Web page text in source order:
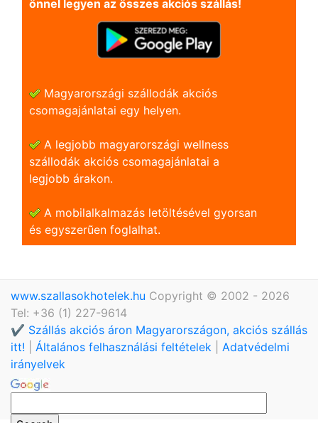
önnel legyen az összes akciós szállás!
Magyarországi szállodák akciós
csomagajánlatai egy helyen.
A legjobb magyarországi wellness
szállodák akciós csomagajánlatai a
legjobb árakon.
A mobilalkalmazás letöltésével gyorsan
és egyszerũen foglalhat.
www.szallasokhotelek.hu Copyright © 2002 - 2026
Tel: +36 (1) 227-9614
✔️ Szállás akciós áron Magyarországon, akciós szállás
itt!
Általános felhasználási feltételek
Adatvédelmi
irányelvek